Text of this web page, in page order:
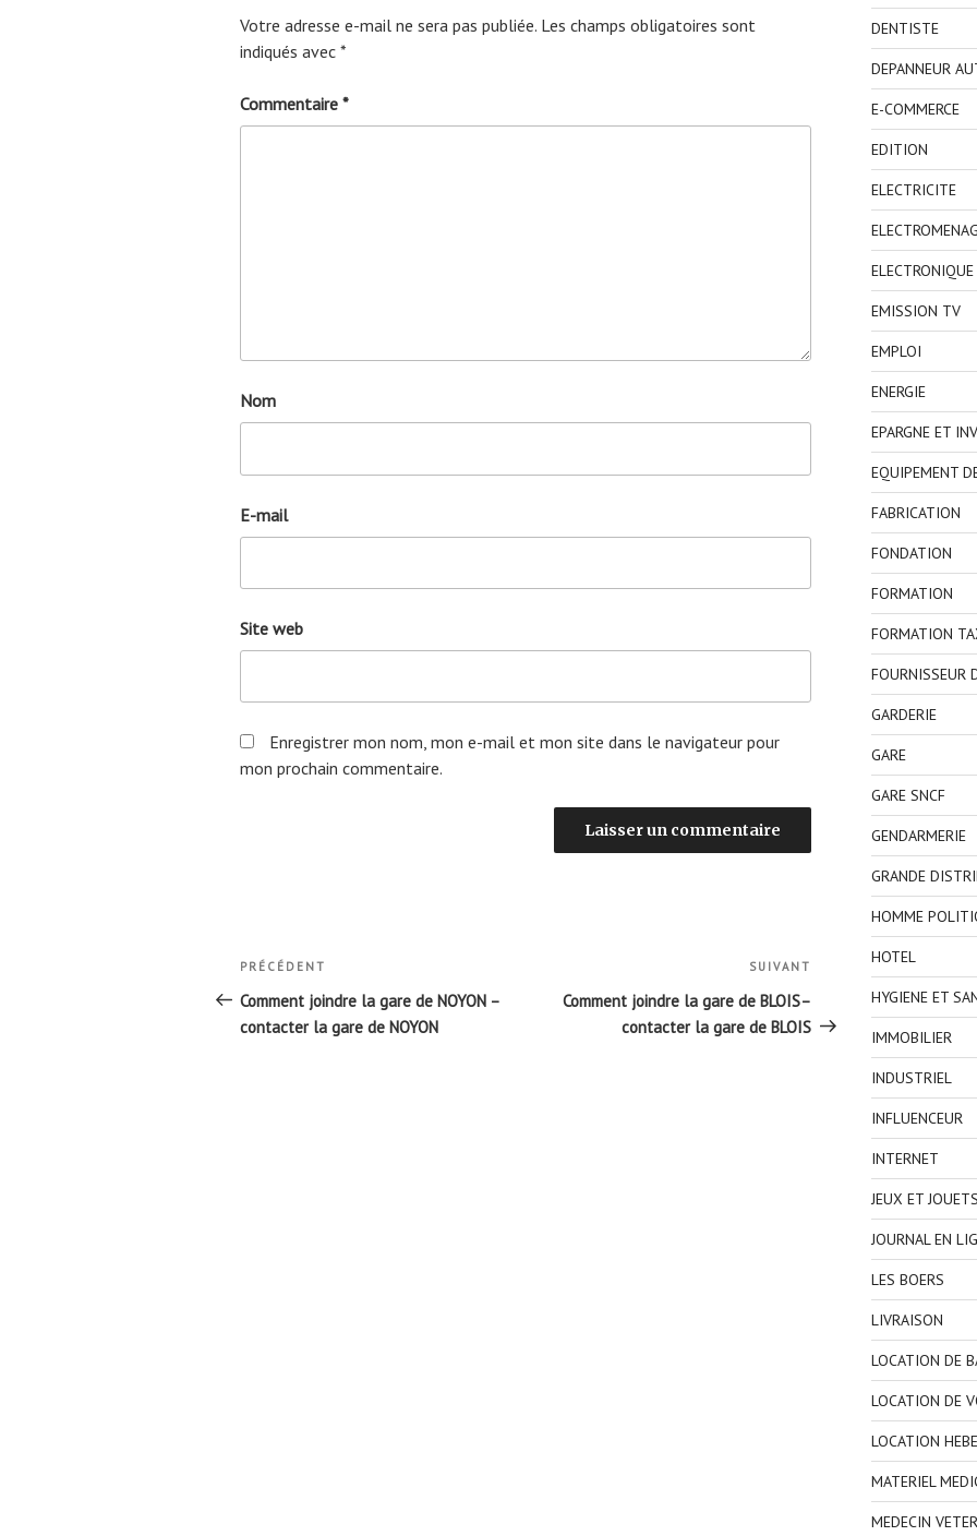
Votre adresse e-mail ne sera pas publiée. Les champs obligatoires sont
indiqués avec *
Commentaire *
Nom
E-mail
Site web
Enregistrer mon nom, mon e-mail et mon site dans le navigateur pour
mon prochain commentaire.
Navigation
de
l’article
Article
précédent
PRÉCÉDENT
Comment joindre la gare de NOYON –
contacter la gare de NOYON
SUIVANT
Comment joindre la gare de BLOIS–
contacter la gare de BLOIS
DENTISTE
DEPANNEUR
E-COMMERCE
EDITION
ELECTRICITE
EMISSION TV
EMPLOI
ENERGIE
EPARGNE ET
EQUIPEMENT
FABRICATION
FONDATION
FORMATION
FORMATION
FOURNISSEUR
GARDERIE
GARE
GARE SNCF
GENDARMERIE
GRANDE
HOMME
HOTEL
HYGIENE ET
IMMOBILIER
INDUSTRIEL
INFLUENCEUR
INTERNET
JEUX ET JOUETS
JOURNAL EN
LES BOERS
LIVRAISON
LOCATION DE
LOCATION DE
LOCATION
MATERIEL
MEDECIN